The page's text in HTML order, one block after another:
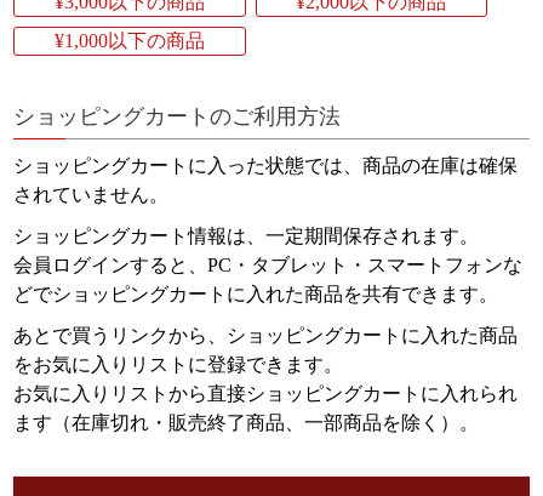
検索
¥1,000以下の商品
ショッピングカートのご利用方法
ショッピングカートに入った状態では、商品の在庫は確保
されていません。
ショッピングカート情報は、一定期間保存されます。
会員ログインすると、PC・タブレット・スマートフォンな
どでショッピングカートに入れた商品を共有できます。
あとで買うリンクから、ショッピングカートに入れた商品
をお気に入りリストに登録できます。
お気に入りリストから直接ショッピングカートに入れられ
ます（在庫切れ・販売終了商品、一部商品を除く）。